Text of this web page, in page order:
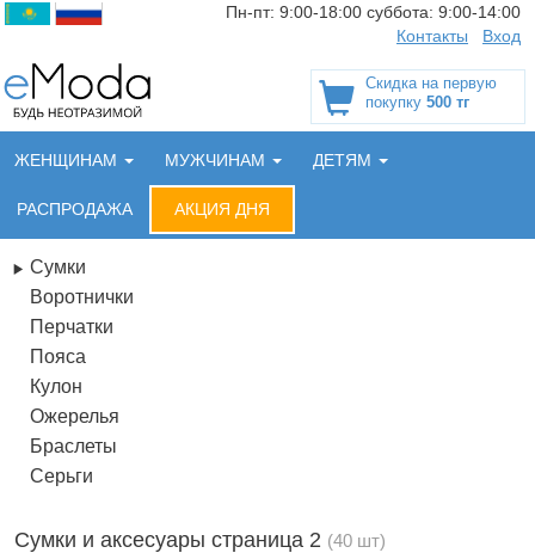
Пн-пт: 9:00-18:00 суббота: 9:00-14:00
Контакты
Вход
Скидка на первую
покупку 500 тг
ЖЕНЩИНАМ МУЖЧИНАМ ДЕТЯМ
РАСПРОДАЖА АКЦИЯ ДНЯ
Сумки
Воротнички
Перчатки
Пояса
Кулон
Ожерелья
Браслеты
Серьги
Сумки и аксесуары страница 2 (40 шт)